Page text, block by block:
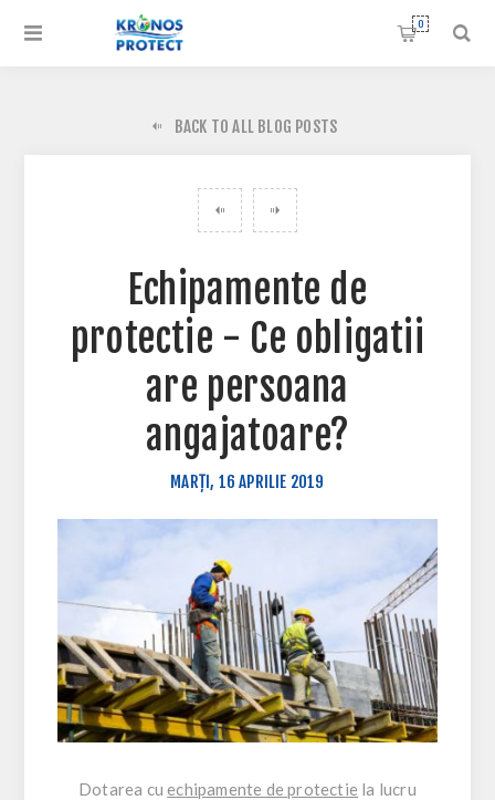
0
BACK TO ALL BLOG POSTS
Echipamente de
protectie - Ce obligatii
are persoana
angajatoare?
MARȚI, 16 APRILIE 2019
Dotarea cuechipamente de protectie la lucru